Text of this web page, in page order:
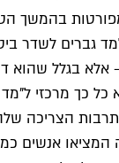
בהמשך
לשדר
בגלל שהוא
כל כך מרכזי
הצריכה
אנשים